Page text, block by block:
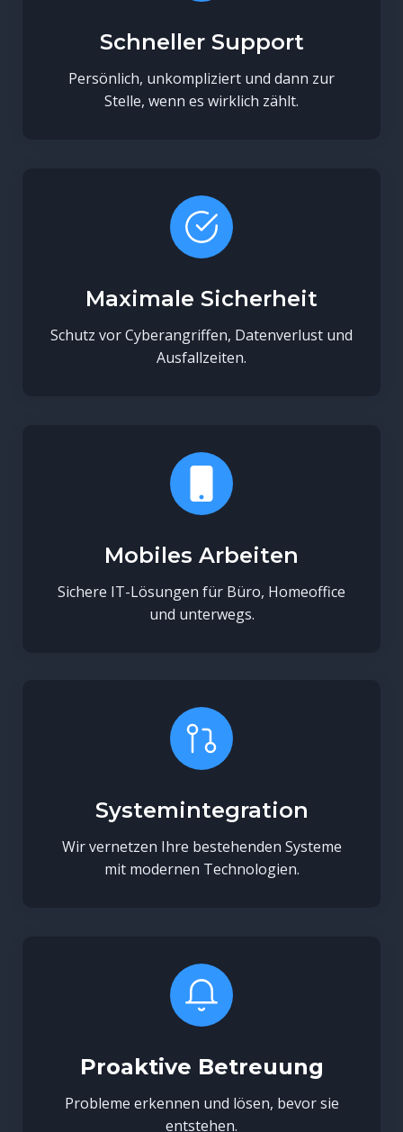
Schneller Support
Persönlich, unkompliziert und dann zur
Stelle, wenn es wirklich zählt.
Maximale Sicherheit
Schutz vor Cyberangriffen, Datenverlust und
Ausfallzeiten.
Mobiles Arbeiten
Sichere IT-Lösungen für Büro, Homeoffice
und unterwegs.
Systemintegration
Wir vernetzen Ihre bestehenden Systeme
mit modernen Technologien.
Proaktive Betreuung
Probleme erkennen und lösen, bevor sie
entstehen.